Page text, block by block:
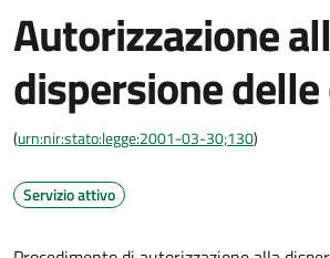
Autorizzazione
dispersione
(urn:nir:stato:legge:2001-03-30;130)
Servizio attivo